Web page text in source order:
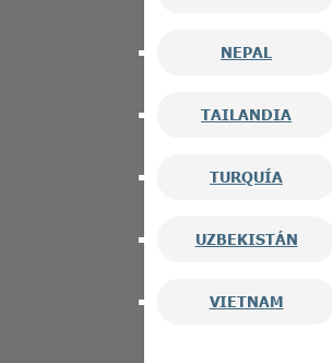
NEPAL
TAILANDIA
TURQUÍA
UZBEKISTÁN
VIETNAM